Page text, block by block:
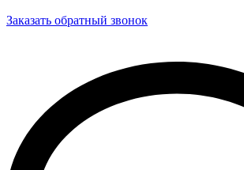
Заказать обратный звонок